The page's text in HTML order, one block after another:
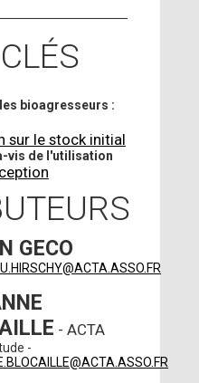
bioagresseurs :
sur le stock initial
vis de l'utilisation
GECO
- ACTA
-